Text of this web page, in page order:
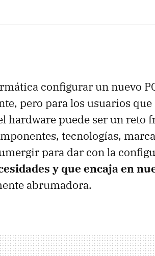
configurar un nuevo
pero para los usuarios que
hardware puede ser un reto
tecnologías,
para dar con la
y que encaja en
abrumadora.